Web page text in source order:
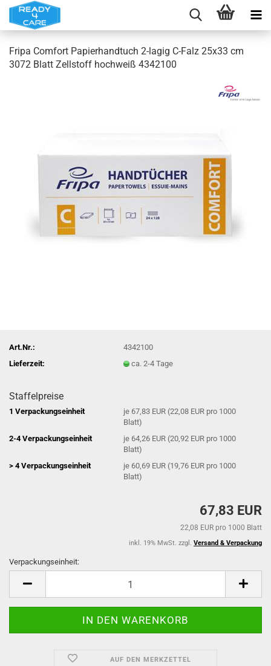
Fripa Comfort Papierhandtuch 2-lagig C-Falz 25x33 cm
3072 Blatt Zellstoff hochweiß 4342100
Art.Nr.:
4342100
Lieferzeit:
ca. 2-4 Tage
Staffelpreise
1 Verpackungseinheit
je 67,83 EUR (22,08 EUR pro 1000
Blatt)
2-4 Verpackungseinheit
je 64,26 EUR (20,92 EUR pro 1000
Blatt)
> 4 Verpackungseinheit
je 60,69 EUR (19,76 EUR pro 1000
Blatt)
67,83 EUR
22,08 EUR pro 1000 Blatt
inkl. 19% MwSt. zzgl. Versand & Verpackung
Verpackungseinheit:
AUF DEN MERKZETTEL